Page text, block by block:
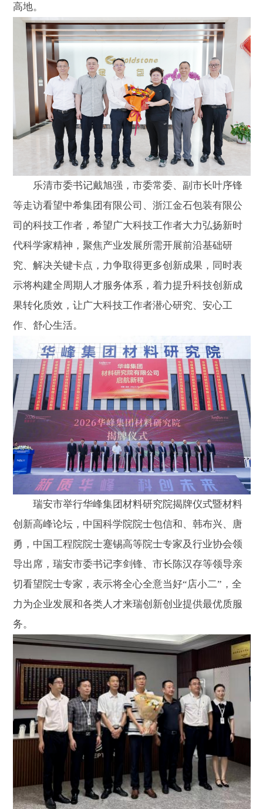
高地。
乐清市委书记戴旭强，市委常委、副市长叶序锋
等走访看望中希集团有限公司、浙江金石包装有限公
司的科技工作者，希望广大科技工作者大力弘扬新时
代科学家精神，聚焦产业发展所需开展前沿基础研
究、解决关键卡点，力争取得更多创新成果，同时表
示将构建全周期人才服务体系，着力提升科技创新成
果转化质效，让广大科技工作者潜心研究、安心工
作、舒心生活。
瑞安市举行华峰集团材料研究院揭牌仪式暨材料
创新高峰论坛，中国科学院院士包信和、韩布兴、唐
勇，中国工程院院士蹇锡高等院士专家及行业协会领
导出席，瑞安市委书记李剑锋、市长陈汉存等领导亲
切看望院士专家，表示将全心全意当好“店小二”，全
力为企业发展和各类人才来瑞创新创业提供最优质服
务。